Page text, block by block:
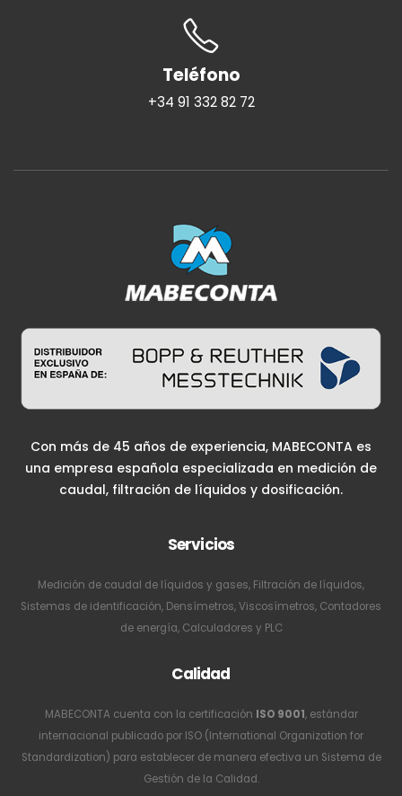
Teléfono
+34 91 332 82 72
Con más de 45 años de experiencia, MABECONTA es
una empresa española especializada en medición de
caudal, filtración de líquidos y dosificación.
Servicios
Medición de caudal de líquidos y gases, Filtración de líquidos,
Sistemas de identificación, Densímetros, Viscosímetros, Contadores
de energía, Calculadores y PLC
Calidad
MABECONTA cuenta con la certificación ISO 9001, estándar
internacional publicado por ISO (International Organization for
Standardization) para establecer de manera efectiva un Sistema de
Gestión de la Calidad.